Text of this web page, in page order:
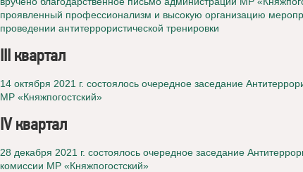
проявленный профессионализм и высокую организацию
проведении антитеррористической тренировки
III квартал
14 октября 2021 г. состоялось очередное заседание
МР «Княжпогостский»
IV квартал
28 декабря 2021 г. состоялось очередное заседание
комиссии МР «Княжпогостский»